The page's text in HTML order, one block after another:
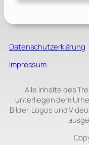
Datenschutzerklärung
Impressum
Alle Inhalte des
unterliegen dem
Bilder, Logos und